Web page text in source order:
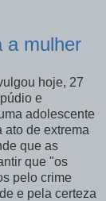
a mulher
hoje, 27
e
adolescente
ato de extrema
que as
que "os
pelo crime
e pela certeza